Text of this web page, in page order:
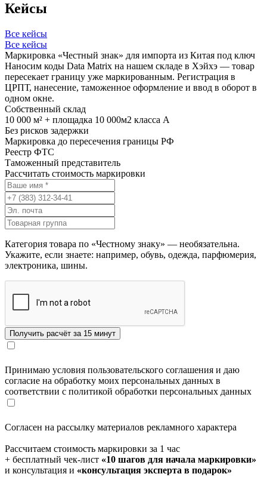
Кейсы
Все кейсы
Все кейсы
Маркировка «Честный знак» для импорта из Китая под ключ
Наносим коды Data Matrix на нашем складе в Хэйхэ — товар
пересекает границу уже маркированным. Регистрация в
ЦРПТ, нанесение, таможенное оформление и ввод в оборот в
одном окне.
Собственный склад
10 000 м² + площадка 10 000м2 класса А
Без рисков задержки
Маркировка до пересечения границы РФ
Реестр ФТС
Таможенный представитель
Рассчитать стоимость маркировки
Категория товара по «Честному знаку» — необязательна.
Укажите, если знаете: например, обувь, одежда, парфюмерия,
электроника, шины.
Принимаю условия пользовательского соглашения и даю
согласие на обработку моих персональных данных в
соответствии с политикой обработки персональных данных
Согласен на рассылку материалов рекламного характера
Рассчитаем стоимость маркировки за 1 час
+ бесплатный чек-лист «10 шагов для начала маркировки»
и консультация и «консультация эксперта в подарок»